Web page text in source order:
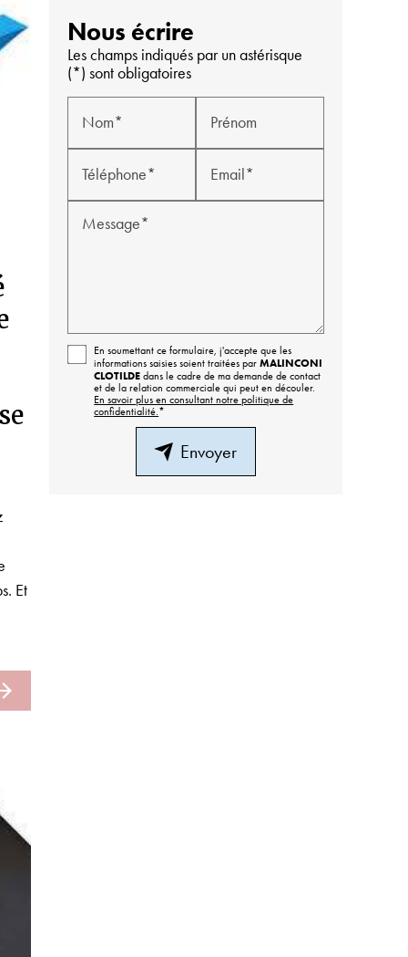
Et
Nous écrire
Les champs indiqués par un astérisque
(*) sont obligatoires
Nom* Prénom
Téléphone* Email*
Message*
En soumettant ce formulaire, j'accepte que les
informations saisies soient traitées parMALINCONI
CLOTILDE dans le cadre de ma demande de contact
et de la relation commerciale qui peut en découler.
En savoir plus en consultant notre politique de
confidentialité.*
Envoyer